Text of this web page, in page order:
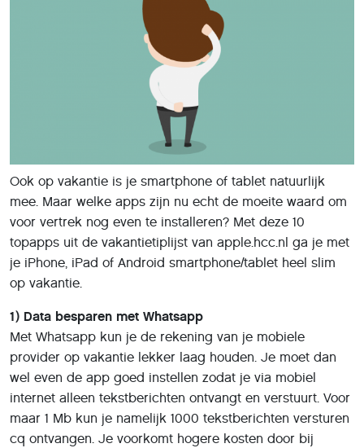
Ook op vakantie is je smartphone of tablet natuurlijk
mee. Maar welke apps zijn nu echt de moeite waard om
voor vertrek nog even te installeren? Met deze 10
topapps uit de vakantietiplijst van apple.hcc.nl ga je met
je iPhone, iPad of Android smartphone/tablet heel slim
op vakantie.
1) Data besparen met Whatsapp
Met Whatsapp kun je de rekening van je mobiele
provider op vakantie lekker laag houden. Je moet dan
wel even de app goed instellen zodat je via mobiel
internet alleen tekstberichten ontvangt en verstuurt. Voor
maar 1 Mb kun je namelijk 1000 tekstberichten versturen
cq ontvangen. Je voorkomt hogere kosten door bij